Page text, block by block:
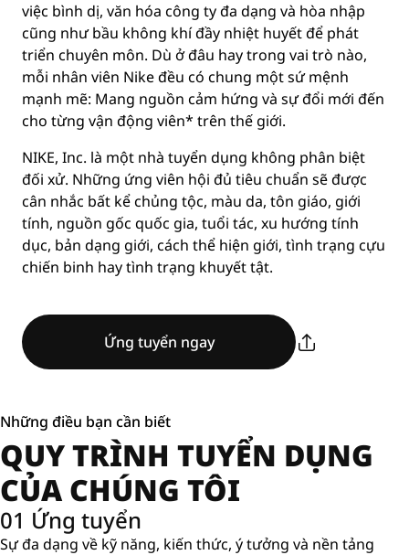
việc bình dị, văn hóa công ty đa dạng và hòa nhập
cũng như bầu không khí đầy nhiệt huyết để phát
triển chuyên môn. Dù ở đâu hay trong vai trò nào,
mỗi nhân viên Nike đều có chung một sứ mệnh
mạnh mẽ: Mang nguồn cảm hứng và sự đổi mới đến
cho từng vận động viên* trên thế giới.
NIKE, Inc. là một nhà tuyển dụng không phân biệt
đối xử. Những ứng viên hội đủ tiêu chuẩn sẽ được
cân nhắc bất kể chủng tộc, màu da, tôn giáo, giới
tính, nguồn gốc quốc gia, tuổi tác, xu hướng tính
dục, bản dạng giới, cách thể hiện giới, tình trạng cựu
chiến binh hay tình trạng khuyết tật.
Ứng tuyển ngay
Những điều bạn cần biết
QUY TRÌNH TUYỂN DỤNG
CỦA CHÚNG TÔI
01 Ứng tuyển
Sự đa dạng về kỹ năng, kiến ​​thức, ý tưởng và nền tảng